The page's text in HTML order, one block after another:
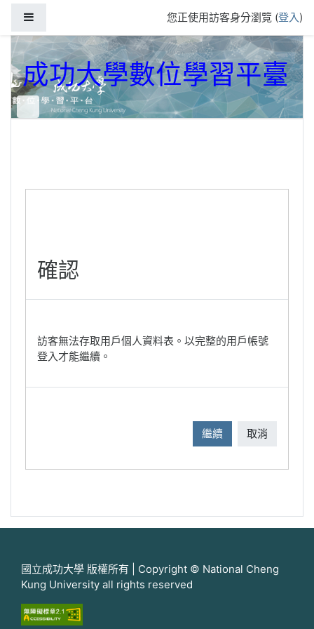
您正使用訪客身分瀏覽 (登入)
成功大學數位學習平臺
確認
訪客無法存取用戶個人資料表。以完整的用戶帳號
登入才能繼續。
繼續 取消
國立成功大學 版權所有 | Copyright © National Cheng
Kung University all rights reserved